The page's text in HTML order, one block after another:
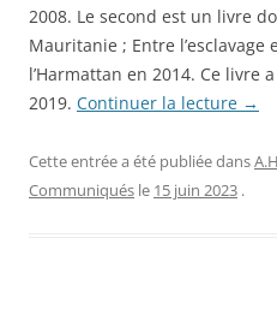
2008. Le second est un livre
Mauritanie ; Entre l’esclavage
l’Harmattan en 2014. Ce livre
2019. Continuer la lecture →
Cette entrée a été publiée dans
Communiqués le 15 juin 2023 .